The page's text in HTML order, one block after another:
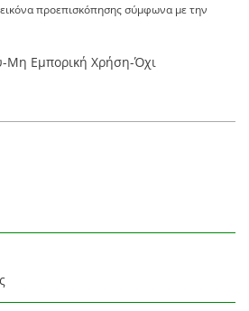
προεπισκόπησης σύμφωνα με την
Μη Εμπορική Χρήση-Όχι